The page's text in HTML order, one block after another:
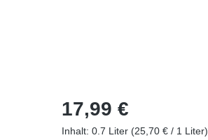
17,99 €
Inhalt: 0.7 Liter (25,70 € / 1 Liter)